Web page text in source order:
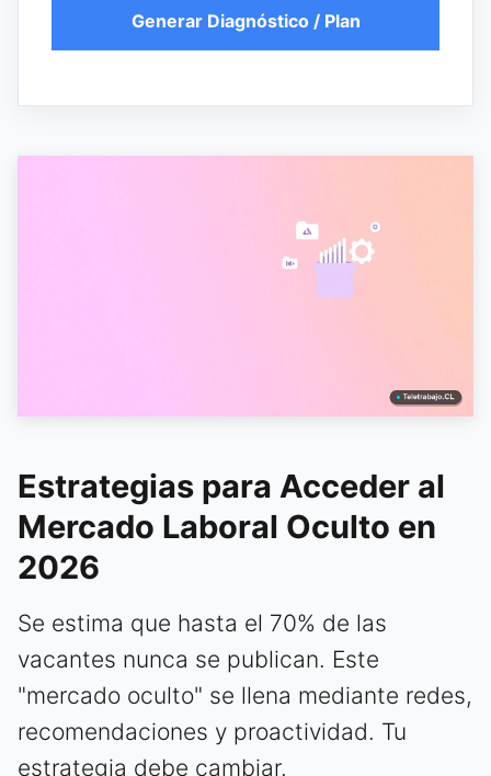
Generar Diagnóstico / Plan
Estrategias para Acceder al
Mercado Laboral Oculto en
2026
Se estima que hasta el 70% de las
vacantes nunca se publican. Este
"mercado oculto" se llena mediante redes,
recomendaciones y proactividad. Tu
estrategia debe cambiar.